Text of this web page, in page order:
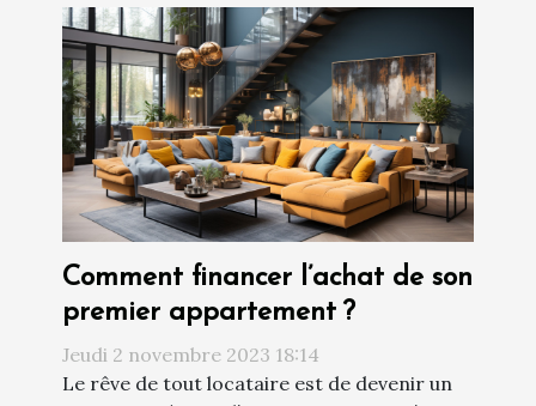
Comment financer l’achat de son
premier appartement ?
Jeudi 2 novembre 2023 18:14
Le rêve de tout locataire est de devenir un